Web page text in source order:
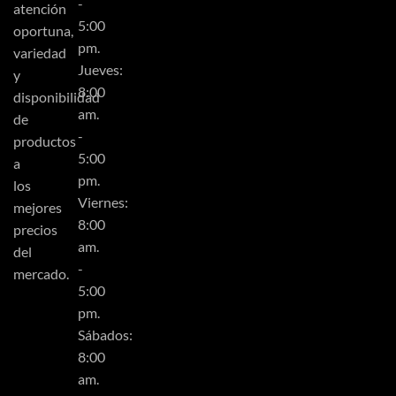
atención
oportuna,
variedad
y
disponibilidad
de
productos
a
los
mejores
precios
del
mercado.
5:00
pm.
Jueves:
8:00
am.
-
5:00
pm.
Viernes:
8:00
am.
-
5:00
pm.
Sábados:
8:00
am.